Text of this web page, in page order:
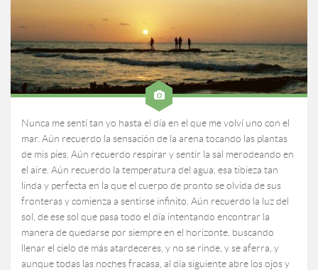
Nunca me sentí tan yo hasta el día en el que me volví uno con el
mar. Aún recuerdo la sensación de la arena tocando las plantas
de mis pies. Aún recuerdo respirar y sentir la sal merodeando en
el aire. Aún recuerdo la temperatura del agua, esa tibieza tan
linda y perfecta en la que el cuerpo de pronto se olvida de sus
fronteras y comienza a sentirse infinito. Aún recuerdo la luz del
sol, de ese sol que pasa todo el día intentando encontrar la
manera de quedarse por siempre en el horizonte, buscando
llenar el cielo de más atardeceres, y no se rinde, y se aferra, y
aunque todas las noches fracasa, al día siguiente abre los ojos y